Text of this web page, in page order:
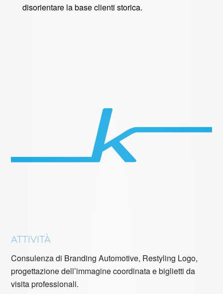
disorientare la base clienti storica.
ATTIVITÀ
Consulenza di Branding Automotive, Restyling Logo,
progettazione dell’immagine coordinata e biglietti da
visita professionali.